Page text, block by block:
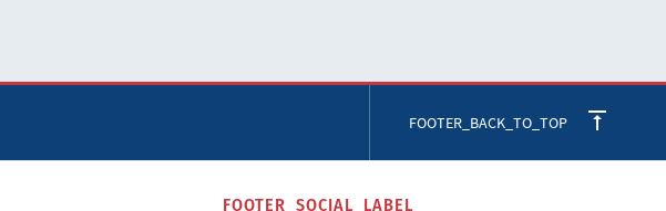
FOOTER_BACK_TO_TOP
FOOTER_SOCIAL_LABEL